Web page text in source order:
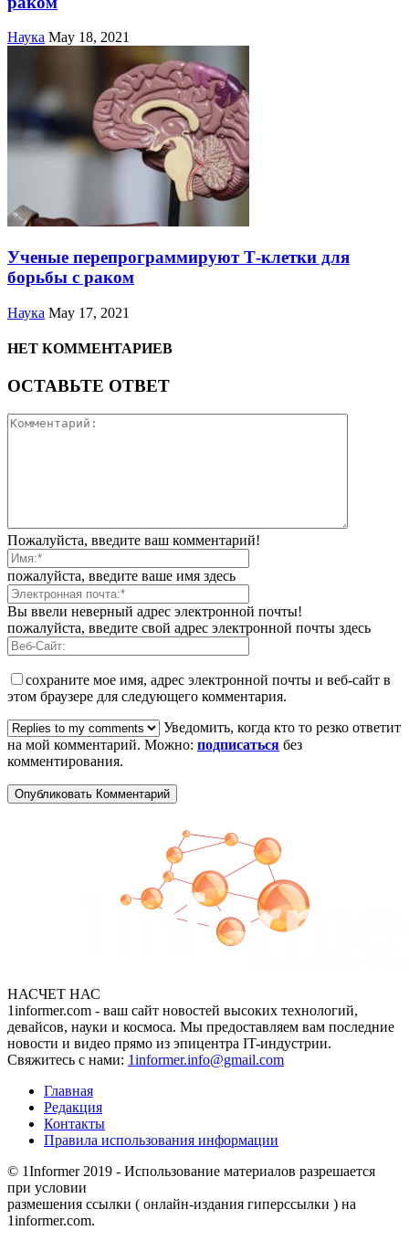
Наука May 18, 2021
Ученые перепрограммируют Т-клетки для
борьбы с раком
Наука May 17, 2021
НЕТ КОММЕНТАРИЕВ
ОСТАВЬТЕ ОТВЕТ
Пожалуйста, введите ваш комментарий!
пожалуйста, введите ваше имя здесь
Вы ввели неверный адрес электронной почты!
пожалуйста, введите свой адрес электронной почты здесь
сохраните мое имя, адрес электронной почты и веб-сайт в
этом браузере для следующего комментария.
Уведомить, когда кто то резко ответит
на мой комментарий. Можно: подписаться без
комментирования.
НАСЧЕТ НАС
1informer.com - ваш сайт новостей высоких технологий,
девайсов, науки и космоса. Мы предоставляем вам последние
новости и видео прямо из эпицентра IT-индустрии.
Свяжитесь с нами: 1informer.info@gmail.com
Главная
Редакция
Контакты
Правила использования информации
© 1Informer 2019 - Использование материалов разрешается
при условии
размешения ссылки ( онлайн-издания гиперссылки ) на
1informer.com.